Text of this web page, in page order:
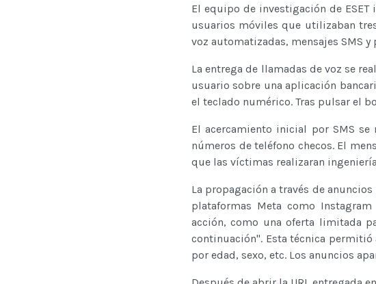
El equipo de investigación de
usuarios móviles que utilizaban
voz automatizadas, mensajes SMS
La entrega de llamadas de voz se
usuario sobre una aplicación
el teclado numérico. Tras pulsar el
El acercamiento inicial por SMS
números de teléfono checos. El
que las víctimas realizaran
La propagación a través de
plataformas Meta como
acción, como una oferta limitada
continuación". Esta técnica
por edad, sexo, etc. Los anuncios